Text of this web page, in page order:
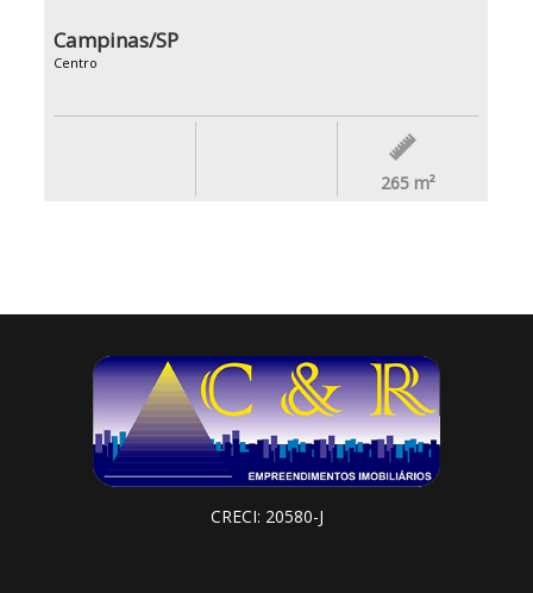
Campinas/SP
Centro
265 m²
CRECI: 20580-J